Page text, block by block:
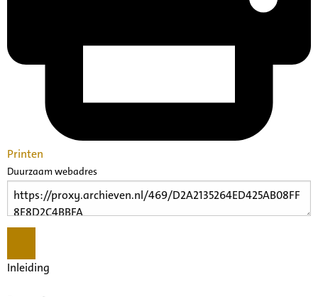
Printen
Duurzaam webadres
Inleiding